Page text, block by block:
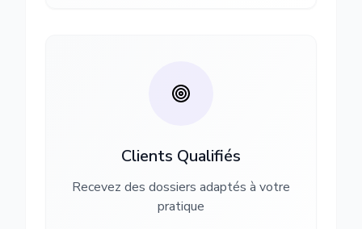
Clients Qualifiés
Recevez des dossiers adaptés à votre
pratique